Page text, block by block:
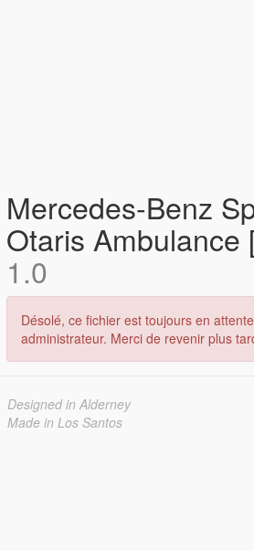
Mercedes-Benz
Otaris Ambulance
1.0
Désolé, ce fichier est toujours en
administrateur. Merci de revenir plus
Designed in Alderney
Made in Los Santos